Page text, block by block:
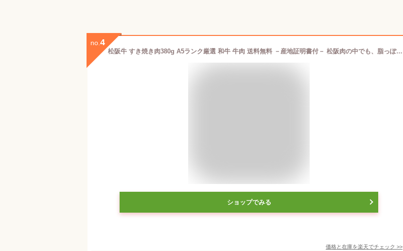
no. 4
松阪牛 すき焼き肉380g A5ランク厳選 和牛 牛肉 送料無料 －産地証明書付－ 松阪肉の中でも、脂っぽくなく旨味の強い赤身のすき焼き肉 母の日 ギフト
ショップでみる
価格と在庫を楽天でチェック >>